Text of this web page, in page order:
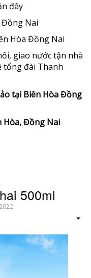
đây
Đồng Nai
Hòa Đồng Nai
giao nước tận nhà
tổng đài Thanh
tại Biên Hòa Đồng
Hòa, Đồng Nai
500ml